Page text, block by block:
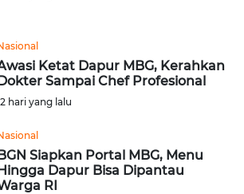
Ketat Dapur MBG, Kerahkan
Sampai Chef Profesional
hari yang lalu
Siapkan Portal MBG, Menu
Dapur Bisa Dipantau
RI